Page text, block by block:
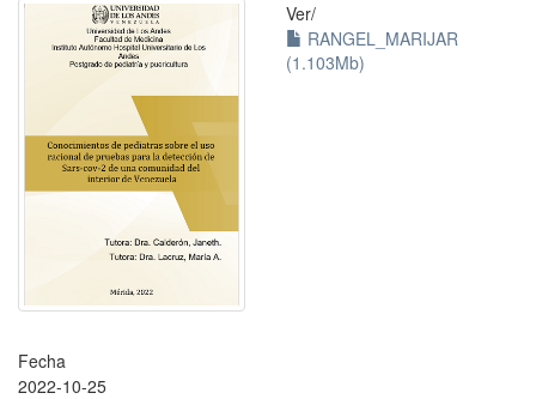
Ver/
RANGEL_MARIJAR
(1.103Mb)
Fecha
2022-10-25